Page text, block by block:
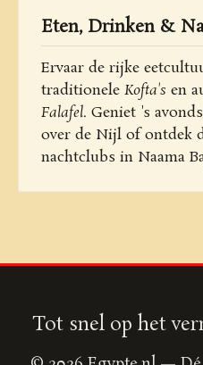
Eten, Drinken &
Ervaar de rijke
traditionele Kofta's en
Falafel. Geniet 's
over de Nijl of ontdek
nachtclubs in Naama
Tot snel op het